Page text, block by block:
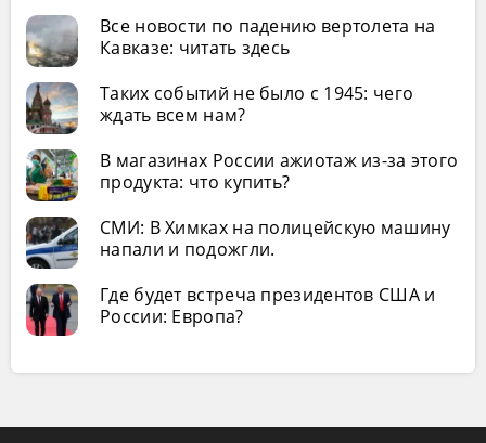
Все новости по падению вертолета на
Кавказе: читать здесь
Таких событий не было с 1945: чего
ждать всем нам?
В магазинах России ажиотаж из-за этого
продукта: что купить?
СМИ: В Химках на полицейскую машину
напали и подожгли.
Где будет встреча президентов США и
России: Европа?